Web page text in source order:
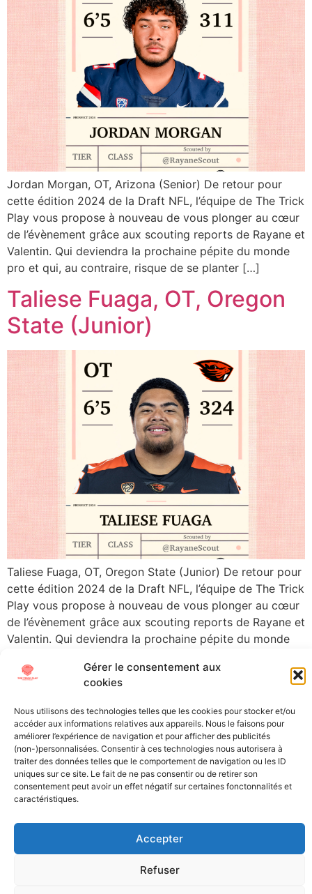
Gérer le consentement aux
cookies
Nous utilisons des technologies telles que les cookies pour stocker et/ou
accéder aux informations relatives aux appareils. Nous le faisons pour
améliorer l’expérience de navigation et pour afficher des publicités
(non-)personnalisées. Consentir à ces technologies nous autorisera à
traiter des données telles que le comportement de navigation ou les ID
uniques sur ce site. Le fait de ne pas consentir ou de retirer son
consentement peut avoir un effet négatif sur certaines fonctonnalités et
caractéristiques.
Accepter
Refuser
Jordan Morgan, OT, Arizona (Senior) De retour pour
cette édition 2024 de la Draft NFL, l’équipe de The Trick
Play vous propose à nouveau de vous plonger au cœur
de l’évènement grâce aux scouting reports de Rayane et
Valentin. Qui deviendra la prochaine pépite du monde
pro et qui, au contraire, risque de se planter […]
Taliese Fuaga, OT, Oregon
State (Junior)
Taliese Fuaga, OT, Oregon State (Junior) De retour pour
cette édition 2024 de la Draft NFL, l’équipe de The Trick
Play vous propose à nouveau de vous plonger au cœur
de l’évènement grâce aux scouting reports de Rayane et
Valentin. Qui deviendra la prochaine pépite du monde
All Texts Rights Reserved © 2023
Tous les textes présents sur ce site sont protégés par les droits
d’auteur. Il est interdit de reproduire, distribuer ou utiliser de
quelque manière que ce soit ces éléments sans l’autorisation
expresse de leurs propriétaires.